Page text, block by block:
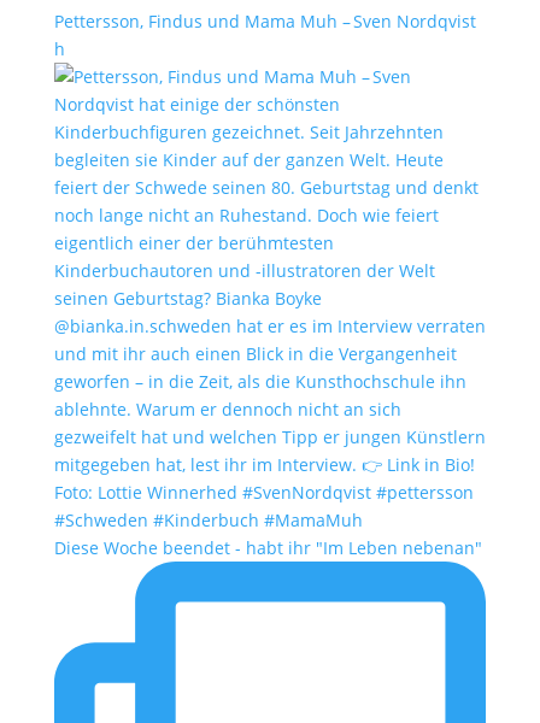
Pettersson, Findus und Mama Muh – Sven Nordqvist
h
Diese Woche beendet - habt ihr "Im Leben nebenan"